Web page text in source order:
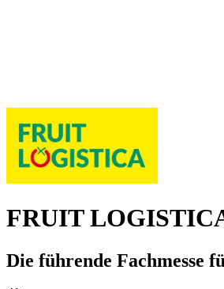
FRUIT
Die führende Fachmesse